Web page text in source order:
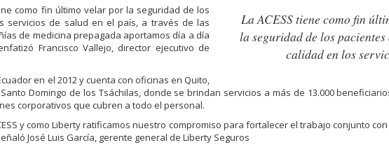
La ACESS tiene como fin
la seguridad de los
calidad en los
como fin último velar por la seguridad de los
servicios de salud en el país, a través de las
de medicina prepagada aportamos día a día
Francisco Vallejo, director ejecutivo de
en el 2012 y cuenta con oficinas en Quito,
Domingo de los Tsáchilas, donde se brindan servicios a más de 13.000
corporativos que cubren a todo el personal.
y como Liberty ratificamos nuestro compromiso para fortalecer el trabajo conjunto
José Luis García, gerente general de Liberty Seguros